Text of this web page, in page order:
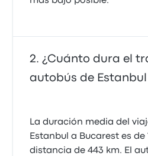
¿Cuánto dura el
autobús de
La duración media del
Estanbul a Bucarest es de
distancia de 443 km. El